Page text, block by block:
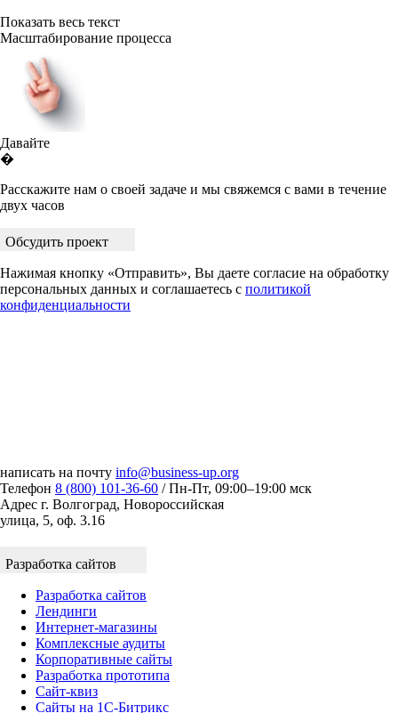
Показать весь текст
Масштабирование процесса
Давайте
�
Расскажите нам о своей задаче и мы свяжемся с вами в течение
двух часов
Обсудить проект
Нажимая кнопку «Отправить», Вы даете согласие на обработку
персональных данных и соглашаетесь с политикой
конфиденциальности
написать на почту info@business-up.org
Телефон 8 (800) 101-36-60 / Пн-Пт, 09:00–19:00 мск
Адрес г. Волгоград, Новороссийская
улица, 5, оф. 3.16
Разработка сайтов
Разработка сайтов
Лендинги
Интернет-магазины
Комплексные аудиты
Корпоративные сайты
Разработка прототипа
Сайт-квиз
Сайты на 1С-Битрикс